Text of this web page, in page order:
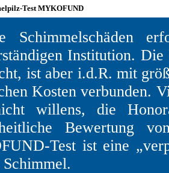
Test MYKOFUND
Schimmelschäden
Institution.
ist aber i.d.R. mit
Kosten verbunden.
willens, die
Bewertung
Test ist eine
Schimmel.